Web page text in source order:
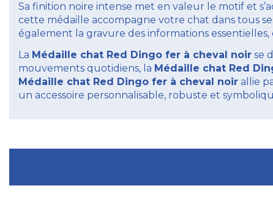
Sa finition noire intense met en valeur le motif et
cette médaille accompagne votre chat dans tous
également la gravure des informations
La Médaille chat Red Dingo fer à cheval noir se
mouvements quotidiens, la Médaille chat Red
Médaille chat Red Dingo fer à cheval noir allie
un accessoire personnalisable, robuste et